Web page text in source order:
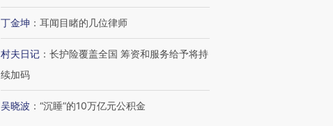
丁金坤 ： 耳闻目睹的几位律师
村夫日记 ： 长护险覆盖全国 筹资和服务给予将持
续加码
吴晓波 ： “沉睡”的10万亿元公积金